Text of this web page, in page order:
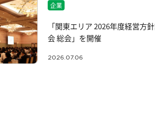
企業
「関東エリア 2026年度経営方
会 総会」を開催
2026.07.06